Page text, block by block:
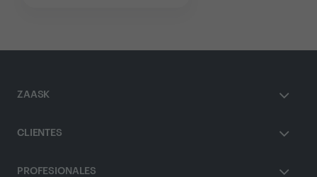
ZAASK
CLIENTES
PROFESIONALES